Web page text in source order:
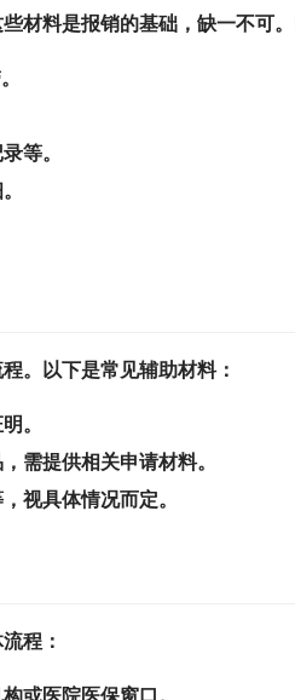
材料是报销的基础，缺一不可
等。
。以下是常见辅助材料：
。
需提供相关申请材料。
视具体情况而定。
程：